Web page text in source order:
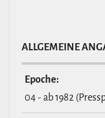
ALL­GE­MEINE
Epoche:
04 - ab 1982